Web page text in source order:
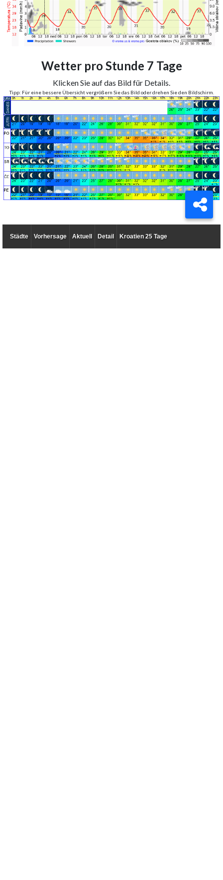
Wetter pro Stunde 7 Tage
Klicken Sie auf das Bild für Details.
Tipp: Für eine bessere Übersicht vergrößern Sie das Bild oder drehen Sie den Bildschirm.
Städte Vorhersage Aktuell Detail Kroatien 25 Tage